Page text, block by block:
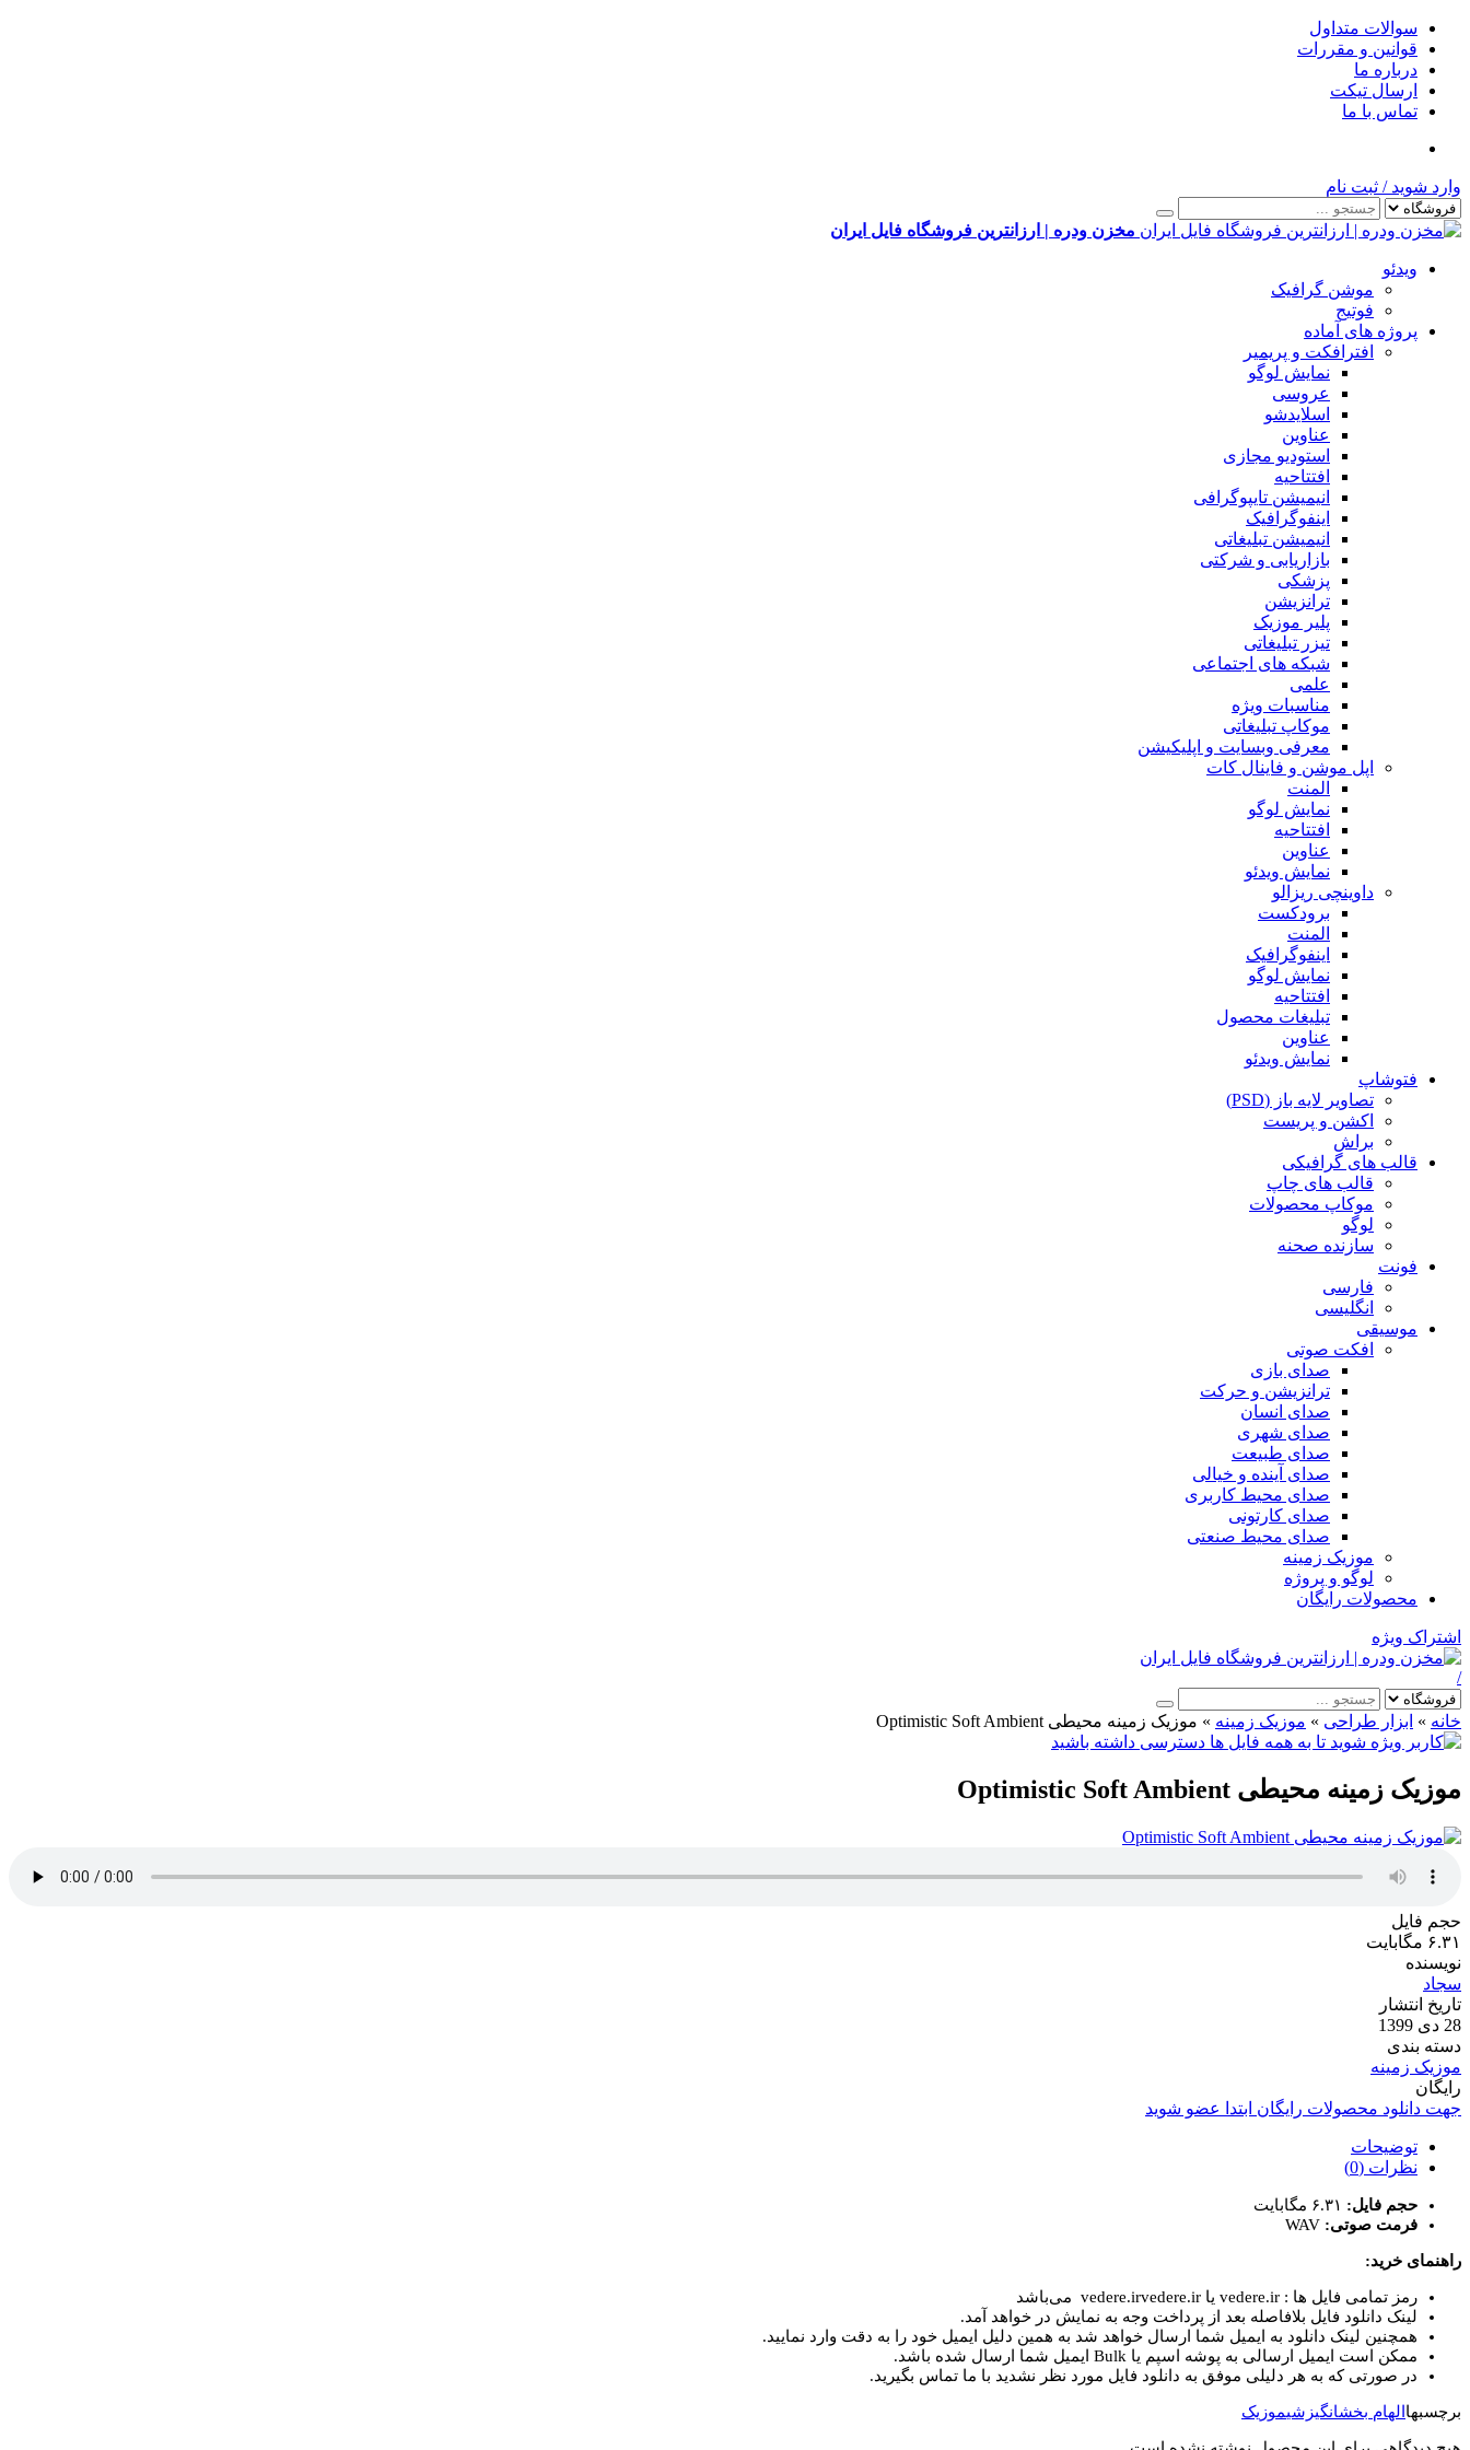
سوالات متداول
قوانین و مقررات
درباره ما
ارسال تیکت
تماس با ما
وارد شوید / ثبت نام
مخزن ودره | ارزانترین فروشگاه فایل ایران
ویدئو
موشن گرافیک
فوتیج
پروژه های آماده
افترافکت و پریمیر
نمایش لوگو
عروسی
اسلایدشو
عناوین
استودیو مجازی
افتتاحیه
انیمیشن تایپوگرافی
اینفوگرافیک
انیمیشن تبلیغاتی
بازاریابی و شرکتی
پزشکی
ترانزیشن
پلیر موزیک
تیزر تبلیغاتی
شبکه های اجتماعی
علمی
مناسبات ویژه
موکاپ تبلیغاتی
معرفی وبسایت و اپلیکیشن
اپل موشن و فاینال کات
المنت
نمایش لوگو
افتتاحیه
عناوین
نمایش ویدئو
داوینچی ریزالو
برودکست
المنت
اینفوگرافیک
نمایش لوگو
افتتاحیه
تبلیغات محصول
عناوین
نمایش ویدئو
فتوشاپ
تصاویر لایه باز (PSD)
اکشن و پریست
براش
قالب های گرافیکی
قالب های چاپ
موکاپ محصولات
لوگو
سازنده صحنه
فونت
فارسی
انگلیسی
موسیقی
افکت صوتی
صدای بازی
ترانزیشن و حرکت
صدای انسان
صدای شهری
صدای طبیعت
صدای آینده و خیالی
صدای محیط کاربری
صدای کارتونی
صدای محیط صنعتی
موزیک زمینه
لوگو و پروژه
محصولات رایگان
اشتراک ویژه
/
خانه » ابزار طراحی » موزیک زمینه » موزیک زمینه محیطی Optimistic Soft Ambient
موزیک زمینه محیطی Optimistic Soft Ambient
حجم فایل
۶.۳۱ مگابایت
نویسنده
سجاد
تاریخ انتشار
28 دی 1399
دسته بندی
موزیک زمینه
رایگان
جهت دانلود محصولات رایگان ابتدا عضو شوید
توضیحات
نظرات (0)
حجم فایل:
فرمت صوتی:
راهنمای خرید:
رمز تمامی فایل ها : vedere.ir یا vedere.irvedere.ir می‌باشد
لینک دانلود فایل بلافاصله بعد از پرداخت وجه به نمایش در خواهد آمد.
همچنین لینک دانلود به ایمیل شما ارسال خواهد شد به همین دلیل ایمیل خود را به دقت وارد نمایید.
ممکن است ایمیل ارسالی به پوشه اسپم یا Bulk ایمیل شما ارسال شده باشد.
در صورتی که به هر دلیلی موفق به دانلود فایل مورد نظر نشدید با ما تماس بگیرید.
برچسبها الهام بخشانگیزشیموزیک